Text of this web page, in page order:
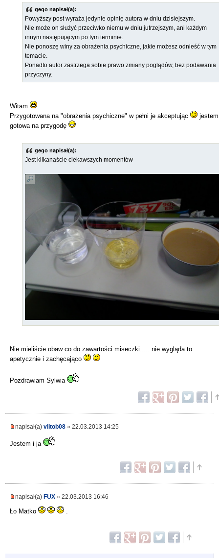
gego napisał(a):
Powyższy post wyraża jedynie opinię autora w dniu dzisiejszym.
Nie może on służyć przeciwko niemu w dniu jutrzejszym, ani każdym
innym następującym po tym terminie.
Nie ponoszę winy za obrażenia psychiczne, jakie możesz odnieść w tym
temacie.
Ponadto autor zastrzega sobie prawo zmiany poglądów, bez podawania
przyczyny.
Witam
Przygotowana na "obrażenia psychiczne" w pełni je akceptując
jestem
gotowa na przygodę
gego napisał(a):
Jest kilkanaście ciekawszych momentów
Nie mieliście obaw co do zawartości miseczki..... nie wygląda to
apetycznie i zachęcająco
Pozdrawiam Sylwia
napisał(a) viltob08 » 22.03.2013 14:25
Jestem i ja
napisał(a) FUX » 22.03.2013 16:46
Ło Matko .